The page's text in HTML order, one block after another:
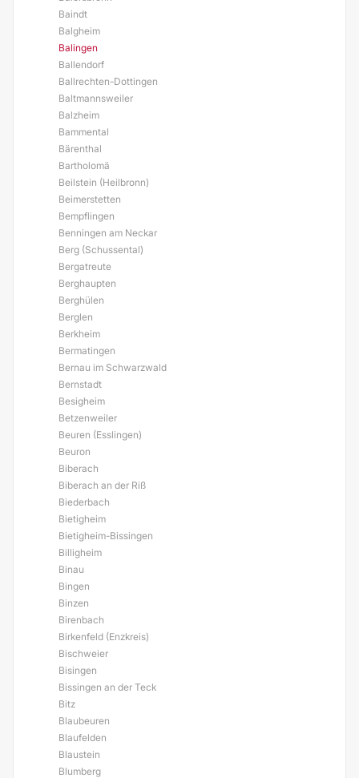
Baindt
Balgheim
Balingen
Ballendorf
Ballrechten-Dottingen
Baltmannsweiler
Balzheim
Bammental
Bärenthal
Bartholomä
Beilstein (Heilbronn)
Beimerstetten
Bempflingen
Benningen am Neckar
Berg (Schussental)
Bergatreute
Berghaupten
Berghülen
Berglen
Berkheim
Bermatingen
Bernau im Schwarzwald
Bernstadt
Besigheim
Betzenweiler
Beuren (Esslingen)
Beuron
Biberach
Biberach an der Riß
Biederbach
Bietigheim
Bietigheim-Bissingen
Billigheim
Binau
Bingen
Binzen
Birenbach
Birkenfeld (Enzkreis)
Bischweier
Bisingen
Bissingen an der Teck
Bitz
Blaubeuren
Blaufelden
Blaustein
Blumberg